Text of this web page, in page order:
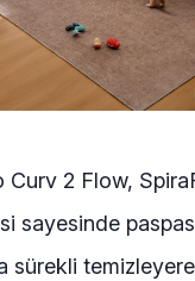
Curv 2 Flow,
sayesinde
sürekli